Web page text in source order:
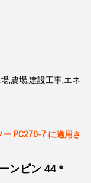
,農場,建設工事,エネ
PC270-7 に適用さ
ンピン 44 *